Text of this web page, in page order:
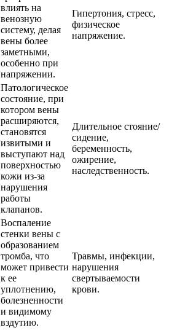
влиять на
венозную
систему, делая
вены более
заметными,
особенно при
напряжении.
Гипертония, стресс,
физическое
напряжение.
Патологическое
состояние, при
котором вены
расширяются,
становятся
извитыми и
выступают над
поверхностью
кожи из-за
нарушения
работы
клапанов.
Длительное стояние/
сидение,
беременность,
ожирение,
наследственность.
Воспаление
стенки вены с
образованием
тромба, что
может привести
к ее
уплотнению,
болезненности
и видимому
вздутию.
Травмы, инфекции,
нарушения
свертываемости
крови.